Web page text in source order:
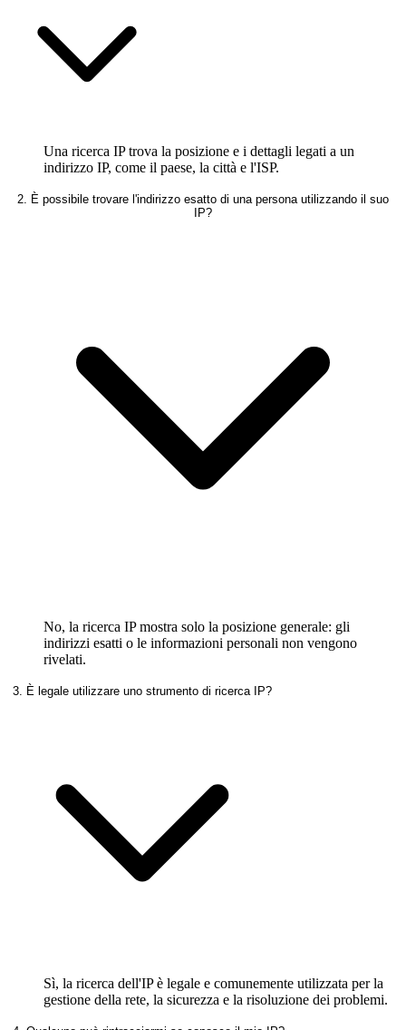
Una ricerca IP trova la posizione e i dettagli legati a un
indirizzo IP, come il paese, la città e l'ISP.
2. È possibile trovare l'indirizzo esatto di una persona utilizzando il suo
IP?
No, la ricerca IP mostra solo la posizione generale: gli
indirizzi esatti o le informazioni personali non vengono
rivelati.
3. È legale utilizzare uno strumento di ricerca IP?
Sì, la ricerca dell'IP è legale e comunemente utilizzata per la
gestione della rete, la sicurezza e la risoluzione dei problemi.